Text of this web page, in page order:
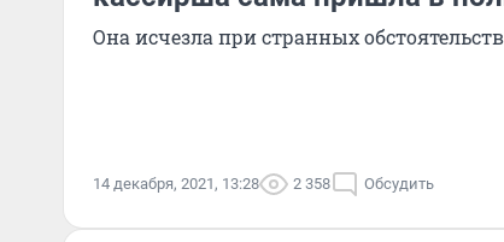
Она исчезла при странных
14 декабря, 2021, 13:28 2 358 Обсудить